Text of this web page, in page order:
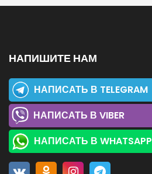
НАПИШИТЕ НАМ
НАПИСАТЬ В TELEGRAM
НАПИСАТЬ В VIBER
НАПИСАТЬ В WHATSAPP